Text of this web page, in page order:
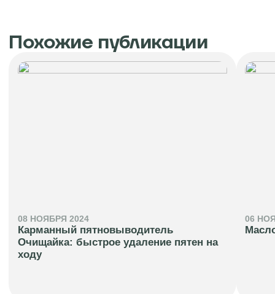
Похожие публикации
08 НОЯБРЯ 2024
Карманный пятновыводитель
Очищайка: быстрое удаление пятен на
ходу
06